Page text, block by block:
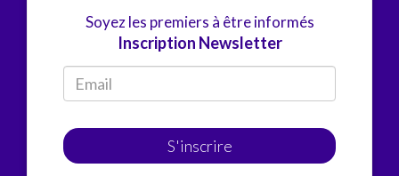
Soyez les premiers à être informés
Inscription Newsletter
S'inscrire